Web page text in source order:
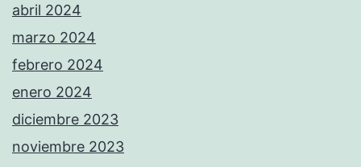
abril 2024
marzo 2024
febrero 2024
enero 2024
diciembre 2023
noviembre 2023